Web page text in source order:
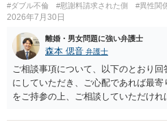
担すべきかについては、離婚時の合意
学進学についての父母の認識、父母の
や費用などを踏まえて個別に検討する
の条項において、養育費の終期につい
か、大学進学に関する定めの有無、
定めの有無等について確認する必要が
#ダブル不倫 #慰謝料請求された側 #異性関
2026年7月30日
離婚・男女問題に強い弁護士
森本 偲音 弁護士
ご相談事項について、以下のとおり
にしていただき、ご心配であれば最
をご持参の上、ご相談していただけ
される可能性はあるのか ⇒LINEを含